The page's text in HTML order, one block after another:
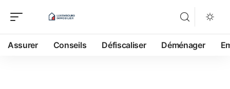
Assurer Conseils Défiscaliser Déménager